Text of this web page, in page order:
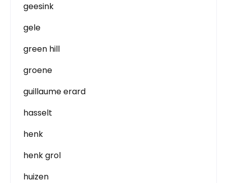
geesink
gele
green hill
groene
guillaume erard
hasselt
henk
henk grol
huizen